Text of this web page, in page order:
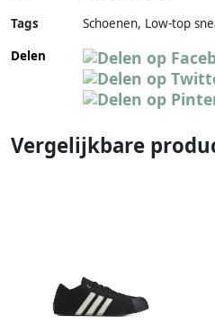
Tags
Schoenen, Low-top
Delen
Vergelijkbare